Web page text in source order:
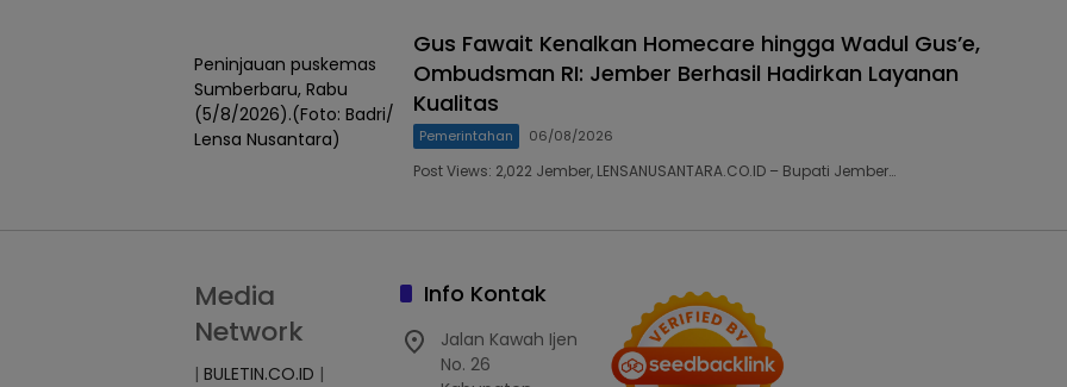
Peninjauan puskemas
Sumberbaru, Rabu
(5/8/2026).(Foto: Badri/
Lensa Nusantara)
Gus Fawait Kenalkan Homecare hingga Wadul Gus’e,
Ombudsman RI: Jember Berhasil Hadirkan Layanan
Kualitas
Pemerintahan 06/08/2026
Post Views: 2,022 Jember, LENSANUSANTARA.CO.ID – Bupati Jember…
Media
Network
| BULETIN.CO.ID |
Info Kontak
Jalan Kawah Ijen
No. 26